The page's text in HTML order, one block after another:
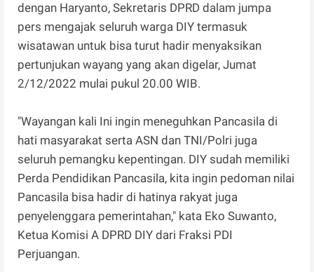
dengan Haryanto, Sekretaris DPRD dalam jumpa
pers mengajak seluruh warga DIY termasuk
wisatawan untuk bisa turut hadir menyaksikan
pertunjukan wayang yang akan digelar, Jumat
2/12/2022 mulai pukul 20.00 WIB.
"Wayangan kali Ini ingin meneguhkan Pancasila di
hati masyarakat serta ASN dan TNI/Polri juga
seluruh pemangku kepentingan. DIY sudah memiliki
Perda Pendidikan Pancasila, kita ingin pedoman nilai
Pancasila bisa hadir di hatinya rakyat juga
penyelenggara pemerintahan," kata Eko Suwanto,
Ketua Komisi A DPRD DIY dari Fraksi PDI
Perjuangan.